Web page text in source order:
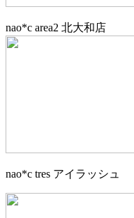
nao*c area2 北大和店
nao*c tres アイラッシュ